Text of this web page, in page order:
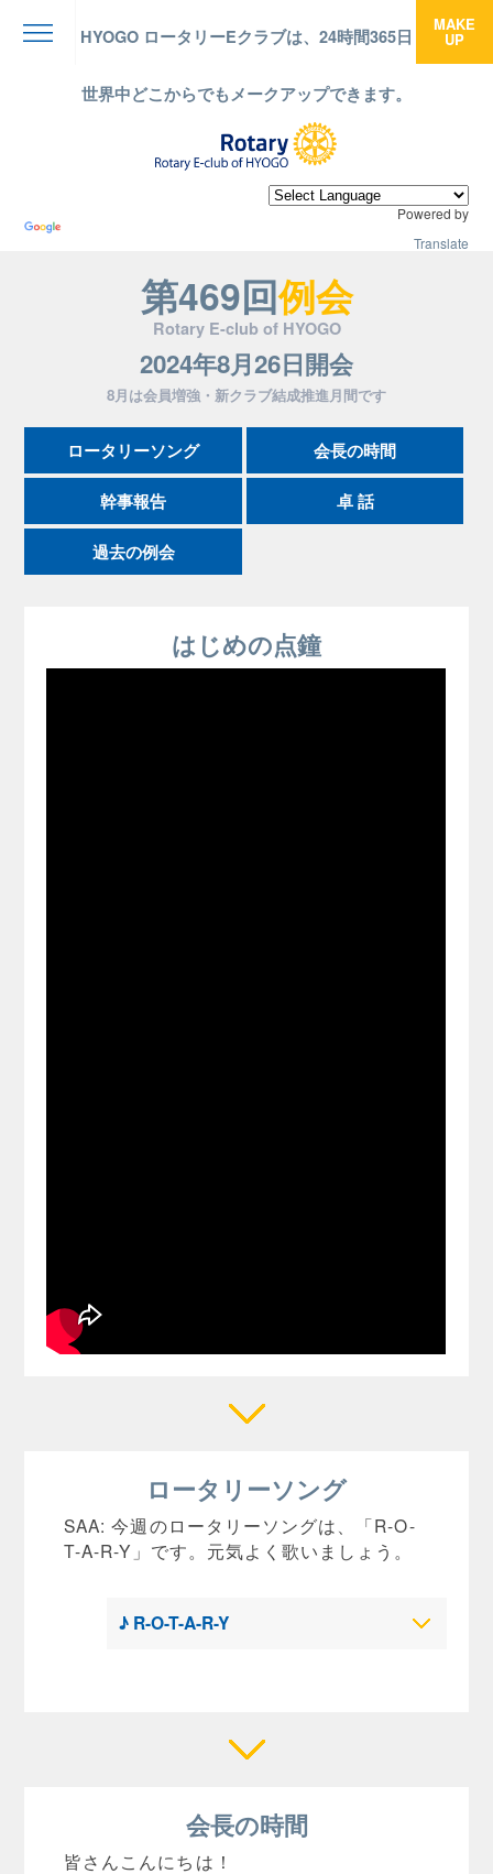
HYOGO ロータリーEクラブは、24時間365日
世界中どこからでもメークアップできます。
MAKE
UP
Powered by
Translate
第469回例会
Rotary E-club of HYOGO
2024年8月26日開会
8月は会員増強・新クラブ結成推進月間です
ロータリーソング 会長の時間
幹事報告 卓 話
過去の例会
はじめの点鐘
ロータリーソング
SAA: 今週のロータリーソングは、「R-O-
T-A-R-Y」です。元気よく歌いましょう。
♪ R-O-T-A-R-Y
会長の時間
皆さんこんにちは！